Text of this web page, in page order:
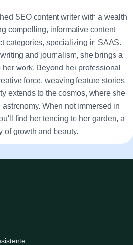
SEO content writer with a wealth
compelling, informative content
categories, specializing in SAAS.
and journalism, she brings a
work. Beyond her professional
force, weaving feature stories
extends to the cosmos, where she
When not immersed in
find her tending to her garden, a
of growth and beauty.